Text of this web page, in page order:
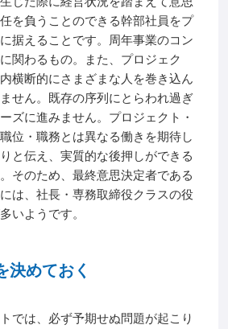
を負うことのできる幹部社員をプ
据えることです。周年事業のコン
関わるもの。また、プロジェク
横断的にさまざまな人を巻き込ん
せん。既存の序列にとらわれ過ぎ
ズに進みません。プロジェクト・
位・職務とは異なる働きを期待し
と伝え、実質的な後押しができる
そのため、最終意思決定者である
は、社長・専務取締役クラスの役
いようです。
決めておく
では、必ず予期せぬ問題が起こり